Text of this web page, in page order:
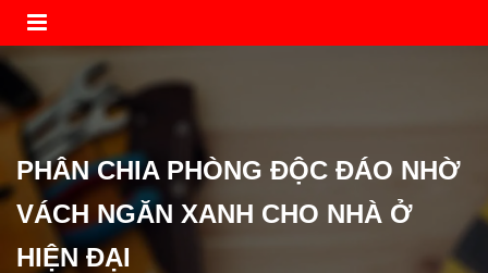
PHÂN CHIA PHÒNG ĐỘC ĐÁO NHỜ
VÁCH NGĂN XANH CHO NHÀ Ở
HIỆN ĐẠI